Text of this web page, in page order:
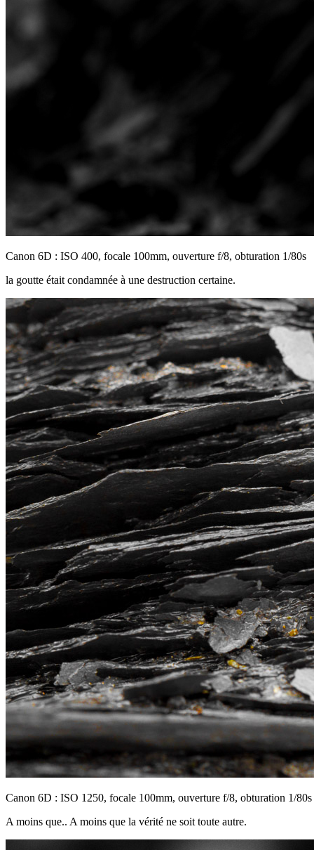
Canon 6D : ISO 400, focale 100mm, ouverture f/8, obturation 1/80s
la goutte était condamnée à une destruction certaine.
Canon 6D : ISO 1250, focale 100mm, ouverture f/8, obturation 1/80s
A moins que.. A moins que la vérité ne soit toute autre.